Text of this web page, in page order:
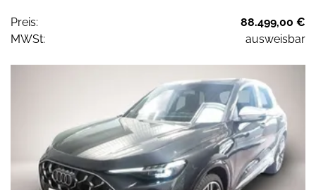
Preis:
88.499,00 €
MWSt:
ausweisbar